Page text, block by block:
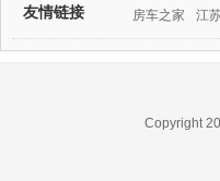
友情链接 房车之家 江
Copyright